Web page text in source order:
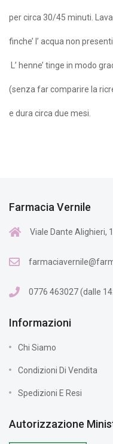
per circa 30/45 minuti.
finche’ l’ acqua non
L’ henne’ tinge in modo
(senza far comparire la
e dura circa due mesi.
Farmacia Vernile
Viale Dante Alighieri,
0776 463027 (dalle
Informazioni
Chi Siamo
Condizioni Di Vendita
Spedizioni E Resi
Autorizzazione